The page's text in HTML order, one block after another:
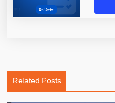
Related Posts